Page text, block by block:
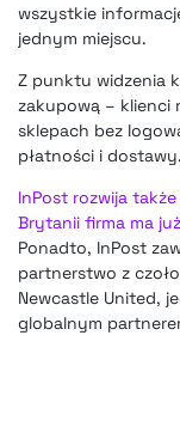
wszystkie
jednym miejscu.
Z punktu widzenia
zakupową – klienci
sklepach bez
płatności i dostawy.
InPost rozwija
Brytanii firma ma
Ponadto, InPost
partnerstwo z
Newcastle United,
globalnym